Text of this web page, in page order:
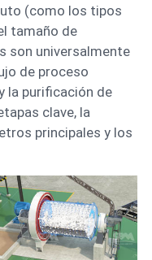
(como los tipos
tamaño de
son universalmente
de proceso
la purificación de
clave, la
principales y los